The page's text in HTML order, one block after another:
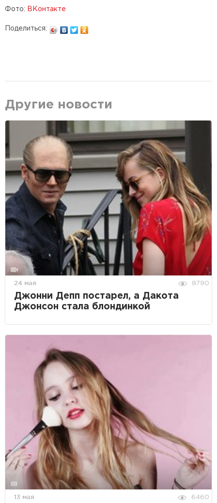
Фото: ВКонтакте
Поделиться:
Другие новости
24 мая 8790
Джонни Депп постарел, а Дакота
Джонсон стала блондинкой
13 мая 6460